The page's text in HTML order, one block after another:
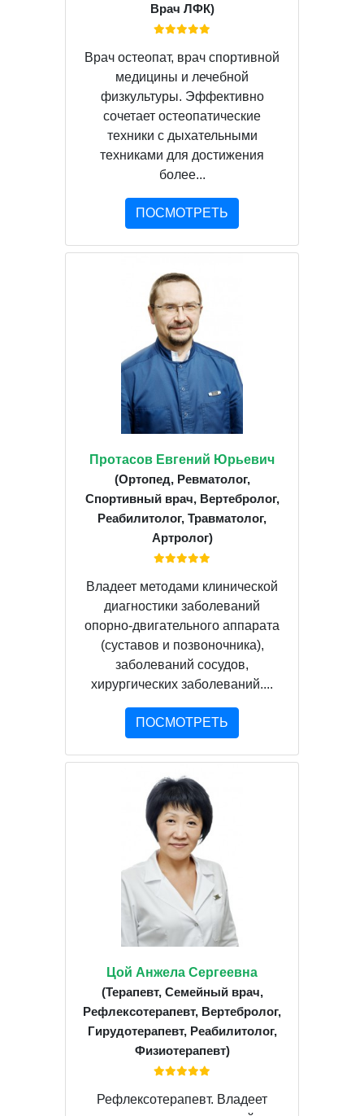
Врач ЛФК)
Врач остеопат, врач спортивной
медицины и лечебной
физкультуры. Эффективно
сочетает остеопатические
техники с дыхательными
техниками для достижения
более...
ПОСМОТРЕТЬ
Протасов Евгений Юрьевич
(Ортопед, Ревматолог,
Спортивный врач, Вертебролог,
Реабилитолог, Травматолог,
Артролог)
Владеет методами клинической
диагностики заболеваний
опорно-двигательного аппарата
(суставов и позвоночника),
заболеваний сосудов,
хирургических заболеваний....
ПОСМОТРЕТЬ
Цой Анжела Сергеевна
(Терапевт, Семейный врач,
Рефлексотерапевт, Вертебролог,
Гирудотерапевт, Реабилитолог,
Физиотерапевт)
Рефлексотерапевт. Владеет